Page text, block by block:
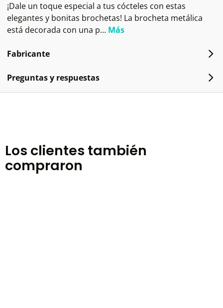
¡Dale un toque especial a tus cócteles con estas
elegantes y bonitas brochetas! La brocheta metálica
está decorada con una p… Más
Fabricante
Preguntas y respuestas
Los clientes también
compraron